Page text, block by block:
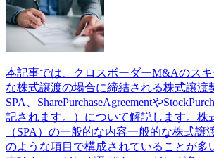
本記事では、クロスボーダーM&Aのス
な株式譲渡の場合に締結される株式譲渡
SPA、SharePurchaseAgreementや
記されます。）について解説します。株
（SPA）の一般的な内容一般的な株式譲
のような項目で構成されていることが多